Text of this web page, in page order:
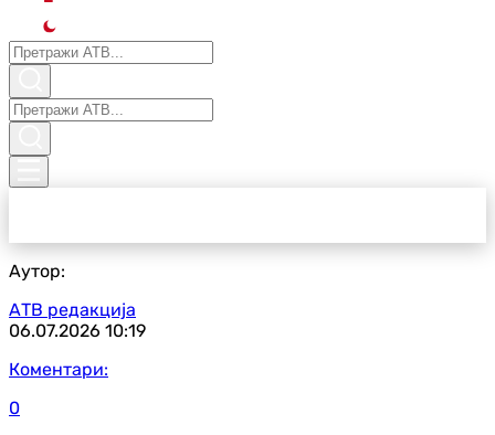
Аутор:
АТВ редакција
06.07.2026 10:19
Коментари:
0